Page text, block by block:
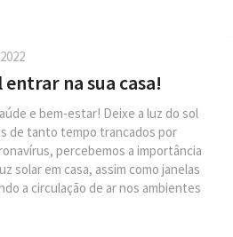
entrar na sua casa!
e bem-estar! Deixe a luz do sol
de tanto tempo trancados por
percebemos a importância
solar em casa, assim como janelas
a circulação de ar nos ambientes